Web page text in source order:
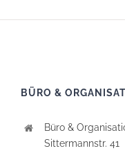
BÜRO &
Büro &
Sittermannstr. 41